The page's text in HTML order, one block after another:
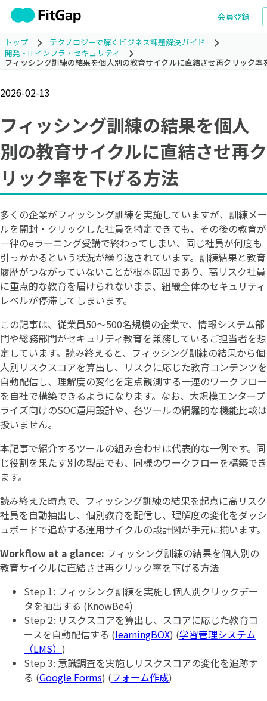
会員登録
トップ
テクノロジーで解くビジネス課題解決ガイド
開発・ITインフラ・セキュリティ
フィッシング訓練の結果を個人別の教育サイクルに直結させ再クリック率
2026-02-13
フィッシング訓練の結果を個人
別の教育サイクルに直結させ再ク
リック率を下げる方法
多くの企業がフィッシング訓練を実施していますが、訓練メー
ルを開封・クリックした社員を特定できても、その後の教育が
一律のeラーニング受講で終わってしまい、同じ社員が何度も
引っかかるという状況が繰り返されています。訓練結果と教育
履歴がつながっていないことが根本原因であり、高リスク社員
に重点的な教育を届けられないまま、組織全体のセキュリティ
レベルが停滞してしまいます。
この記事は、従業員50〜500名規模の企業で、情報システム部
門や総務部門がセキュリティ教育を兼務しているご担当者を想
定しています。読み終えると、フィッシング訓練の結果から個
人別リスクスコアを算出し、リスクに応じた教育コンテンツを
自動配信し、理解度の変化を定点観測する一連のワークフロー
を自社で構築できるようになります。なお、大規模エンタープ
ライズ向けのSOC運用設計や、各ツールの網羅的な機能比較は
扱いません。
本記事で紹介するツールの組み合わせは代表的な一例です。同
じ役割を果たす別の製品でも、同様のワークフローを構築でき
ます。
読み終えた時点で、フィッシング訓練の結果を起点に高リスク
社員を自動抽出し、個別教育を配信し、理解度の変化をダッシ
ュボードで追跡する運用サイクルの設計図が手元に揃います。
Workflow at a glance: フィッシング訓練の結果を個人別の
教育サイクルに直結させ再クリック率を下げる方法
Step 1: フィッシング訓練を実施し個人別クリックデー
タを抽出する (KnowBe4)
Step 2: リスクスコアを算出し、スコアに応じた教育コ
ースを自動配信する (learningBOX) (学習管理システム
（LMS） )
Step 3: 意識調査を実施しリスクスコアの変化を追跡す
る (Google Forms) (フォーム作成)